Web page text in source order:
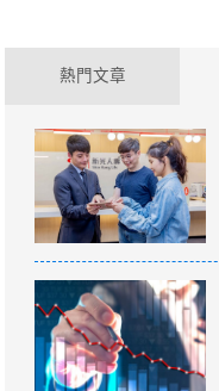
熱門文章